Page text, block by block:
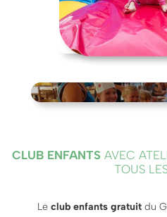
CLUB ENFANTS AVEC
TOUS
Le club enfants gratuitdu